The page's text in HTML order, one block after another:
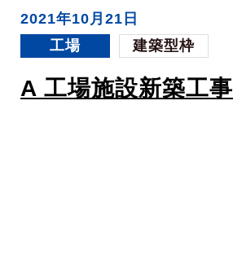
2021年10月21日
工場
建築型枠
A 工場施設新築工事